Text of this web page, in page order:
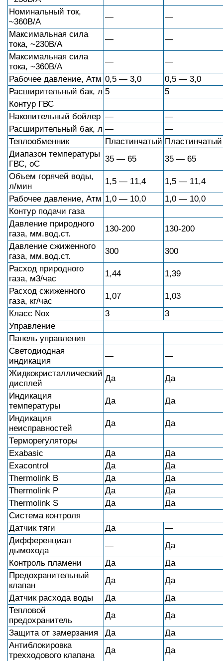
Номинальный ток,
~360В/А
—
—
Максимальная сила
тока, ~230В/А
—
—
Максимальная сила
тока, ~360В/А
—
—
Рабочее давление, Атм 0,5 — 3,0
0,5 — 3,0
Расширительный бак, л 5
5
Контур ГВС
Накопительный бойлер —
—
Расширительный бак, л —
—
Теплообменник
Пластинчатый Пластинчатый
Диапазон температуры
ГВС, оС
35 — 65
35 — 65
Объем горячей воды,
л/мин
1,5 — 11,4
1,5 — 11,4
Рабочее давление, Атм 1,0 — 10,0
1,0 — 10,0
Контур подачи газа
Давление природного
газа, мм.вод.ст.
130-200
130-200
Давление сжиженного
газа, мм.вод.ст.
300
300
Расход природного
газа, м3/час
1,44
1,39
Расход сжиженного
газа, кг/час
1,07
1,03
Класс Nox
3
3
Управление
Панель управления
Светодиодная
индикация
—
—
Жидкокристаллический
дисплей
Да
Да
Индикация
температуры
Да
Да
Индикация
неисправностей
Да
Да
Терморегуляторы
Exabasic
Да
Да
Exacontrol
Да
Да
Thermolink B
Да
Да
Thermolink P
Да
Да
Thermolink S
Да
Да
Система контроля
Датчик тяги
Да
—
Дифференциал
дымохода
—
Да
Контроль пламени
Да
Да
Предохранительный
клапан
Да
Да
Датчик расхода воды
Да
Да
Тепловой
предохранитель
Да
Да
Защита от замерзания
Да
Да
Антиблокировка
трехходового клапана
Да
Да